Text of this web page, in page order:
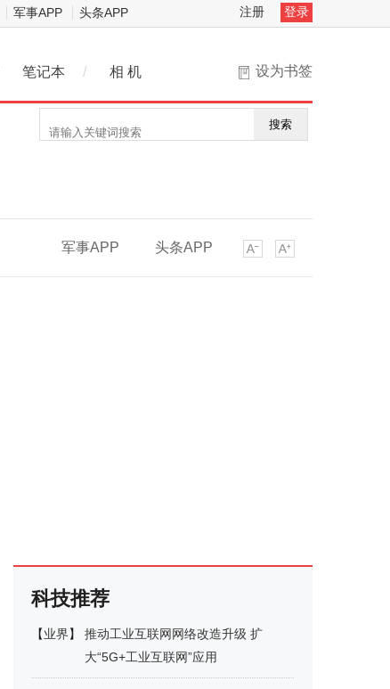
军事APP 头条APP 注册 登录
设为书签
笔记本 / 相 机
搜索
军事APP 头条APP
科技推荐
【业界】
推动工业互联网网络改造升级 扩
大“5G+工业互联网”应用